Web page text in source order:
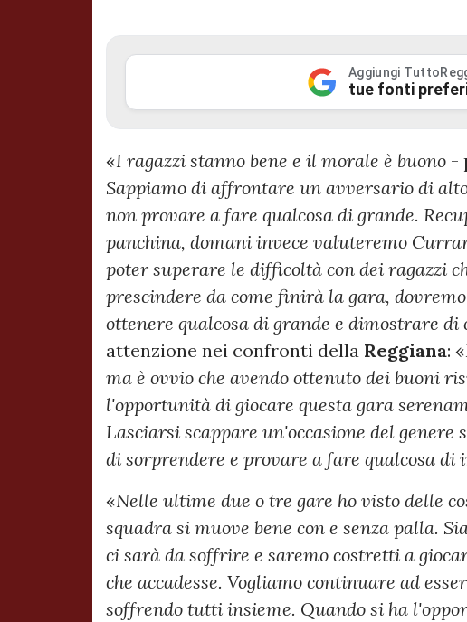
Aggiungi
tue fonti
«I ragazzi stanno bene e il morale è buono -
Sappiamo di affrontare un avversario di
non provare a fare qualcosa di grande.
panchina, domani invece valuteremo
poter superare le difficoltà con dei ragazzi
prescindere da come finirà la gara,
ottenere qualcosa di grande e dimostrare di
attenzione nei confronti della Reggiana: «
ma è ovvio che avendo ottenuto dei buoni
l'opportunità di giocare questa gara
Lasciarsi scappare un'occasione del genere
di sorprendere e provare a fare qualcosa di
«Nelle ultime due o tre gare ho visto delle
squadra si muove bene con e senza palla.
ci sarà da soffrire e saremo costretti a
che accadesse. Vogliamo continuare ad
soffrendo tutti insieme. Quando si ha